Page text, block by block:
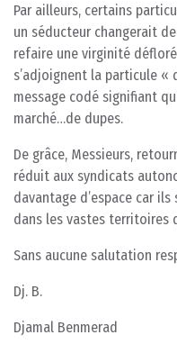
Par ailleurs, certains
un séducteur changerait
refaire une virginité
s’adjoignent la particule «
message codé signifiant
marché…de dupes.
De grâce, Messieurs,
réduit aux syndicats
davantage d’espace car
dans les vastes territoires
Sans aucune salutation
Dj. B.
Djamal Benmerad